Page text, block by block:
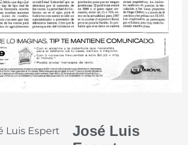
José Luis